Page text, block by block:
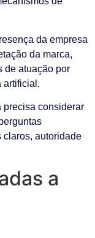
da empresa
da marca,
de atuação por
artificial.
precisa considerar
claros, autoridade
a